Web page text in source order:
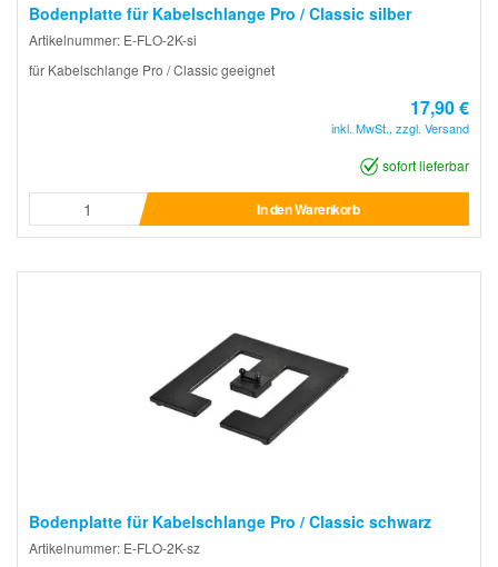
Bodenplatte für Kabelschlange Pro / Classic silber
Artikelnummer: E-FLO-2K-si
für Kabelschlange Pro / Classic geeignet
17,90 €
inkl. MwSt., zzgl. Versand
sofort lieferbar
In den Warenkorb
Bodenplatte für Kabelschlange Pro / Classic schwarz
Artikelnummer: E-FLO-2K-sz